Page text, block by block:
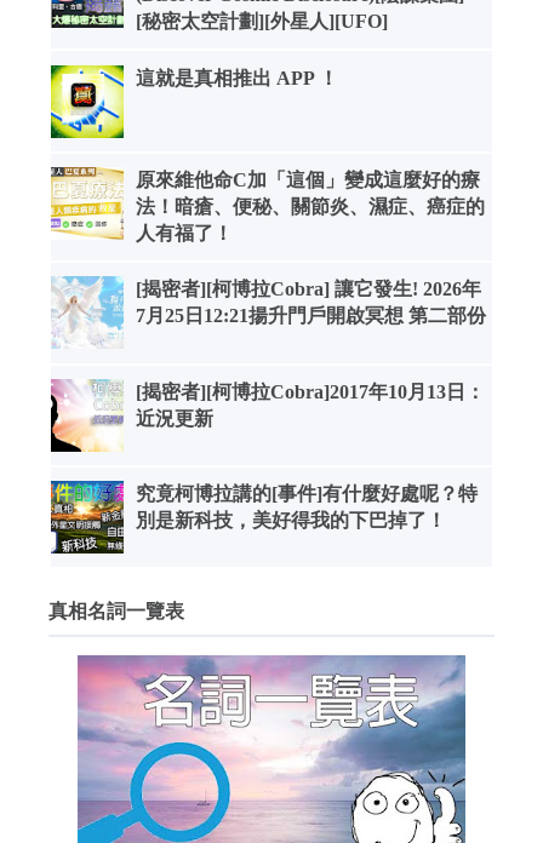
[秘密太空計劃][外星人][UFO]
這就是真相推出 APP ！
原來維他命C加「這個」變成這麼好的療
法！暗瘡、便秘、關節炎、濕症、癌症的
人有福了！
[揭密者][柯博拉Cobra] 讓它發生! 2026年
7月25日12:21揚升門戶開啟冥想 第二部份
[揭密者][柯博拉Cobra]2017年10月13日：
近況更新
究竟柯博拉講的[事件]有什麼好處呢？特
別是新科技，美好得我的下巴掉了！
真相名詞一覽表